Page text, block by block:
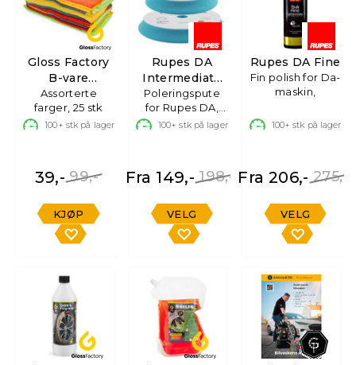
Gloss Factory
B-vare
Mikrofiberkluter
Assorterte
farger, 25 stk
100+ stk på lager
99,-
39,-
KJØP
Rupes DA
Intermediate
Skum
Poleringspute
for Rupes DA,
1stk
100+ stk på lager
198,-
Fra 149,-
VELG
Rupes DA Fine
Fin polish for Da-
maskin,
100+ stk på lager
275,-
Fra 206,-
VELG